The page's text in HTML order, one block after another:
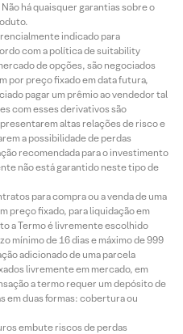
há quaisquer garantias sobre o
indicado para
com a política de suitability
de opções, são negociados
por preço fixado em data futura,
pagar um prêmio ao vendedor tal
com esses derivativos são
altas relações de risco e
a possibilidade de perdas
recomendada para o investimento
não está garantido neste tipo de
para compra ou a venda de uma
preço fixado, para liquidação em
a Termo é livremente escolhido
mínimo de 16 dias e máximo de 999
adicionado de uma parcela
livremente em mercado, em
a termo requer um depósito de
em duas formas: cobertura ou
embute riscos de perdas